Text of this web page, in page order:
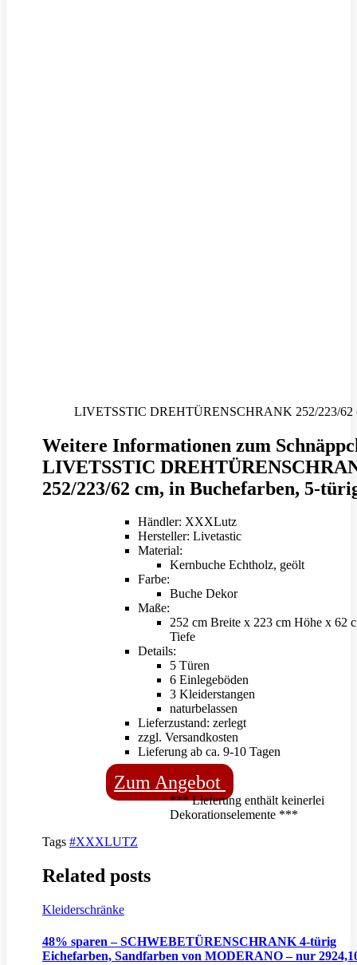
LIVETSSTIC DREHTÜRENSCHRANK 252/223/62
Weitere Informationen zum
LIVETSSTIC
252/223/62 cm, in Buchefarben, 5-
Händler: XXXLutz
Hersteller: Livetastic
Material:
Kernbuche Echtholz, geölt
Farbe:
Buche Dekor
Maße:
252 cm Breite x 223 cm Höhe x 62
Tiefe
Details:
5 Türen
6 Einlegeböden
3 Kleiderstangen
naturbelassen
Lieferzustand: zerlegt
zzgl. Versandkosten
Lieferung ab ca. 9-10 Tagen
Zum Angebot
*** Lieferung enthält keinerlei
Dekorationselemente ***
Tags #XXXLUTZ
Related posts
Kleiderschränke
48% sparen – SCHWEBETÜRENSCHRANK 4-türig
Eichefarben, Sandfarben von MODERANO – nur